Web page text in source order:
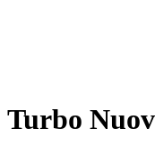
Turbo